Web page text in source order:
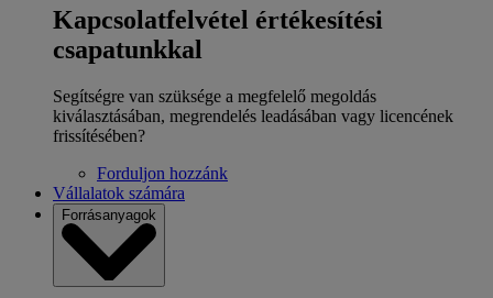
Kapcsolatfelvétel értékesítési
csapatunkkal
Segítségre van szüksége a megfelelő megoldás
kiválasztásában, megrendelés leadásában vagy licencének
frissítésében?
Forduljon hozzánk
Vállalatok számára
Forrásanyagok